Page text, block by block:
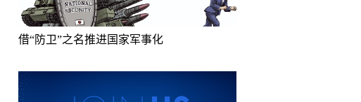
借“防卫”之名推进国家军事化